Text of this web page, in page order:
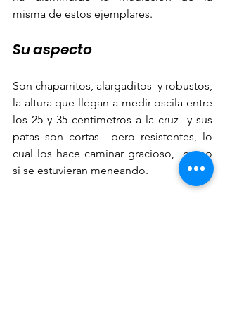
misma de estos ejemplares.
Su aspecto
Son chaparritos, alargaditos  y robustos,
la altura que llegan a medir oscila entre
los 25 y 35 centímetros a la cruz  y sus
patas son cortas  pero resistentes, lo
cual los hace caminar gracioso,  como
si se estuvieran meneando.